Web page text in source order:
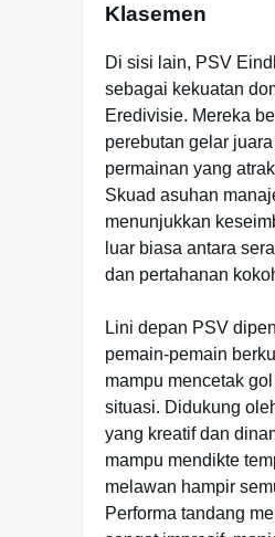
Klasemen
Di sisi lain, PSV
sebagai kekuatan
Eredivisie. Mereka
perebutan gelar
permainan yang
Skuad asuhan
menunjukkan
luar biasa antara
dan pertahanan
Lini depan PSV
pemain-pemain
mampu mencetak
situasi. Didukung
yang kreatif dan
mampu mendikte
melawan hampir
Performa tandang